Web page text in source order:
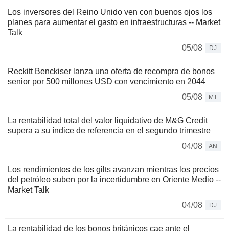
Los inversores del Reino Unido ven con buenos ojos los
planes para aumentar el gasto en infraestructuras -- Market
Talk
05/08
DJ
Reckitt Benckiser lanza una oferta de recompra de bonos
senior por 500 millones USD con vencimiento en 2044
05/08
MT
La rentabilidad total del valor liquidativo de M&G Credit
supera a su índice de referencia en el segundo trimestre
04/08
AN
Los rendimientos de los gilts avanzan mientras los precios
del petróleo suben por la incertidumbre en Oriente Medio --
Market Talk
04/08
DJ
La rentabilidad de los bonos británicos cae ante el